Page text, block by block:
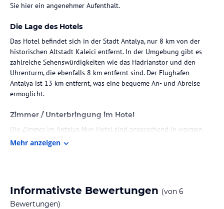
Sie hier ein angenehmer Aufenthalt.
Die Lage des Hotels
Das Hotel befindet sich in der Stadt Antalya, nur 8 km von der
historischen Altstadt Kaleici entfernt. In der Umgebung gibt es
zahlreiche Sehenswürdigkeiten wie das Hadrianstor und den
Uhrenturm, die ebenfalls 8 km entfernt sind. Der Flughafen
Antalya ist 13 km entfernt, was eine bequeme An- und Abreise
ermöglicht.
Zimmer / Unterbringung im Hotel
Die Zimmer im Antalya Nun Hotel sind ansprechend in warmen
Farben gestaltet. Sie sind mit einer Klimaanlage, einem Flachbild-
Gastronomie im Hotel
Ein individuelles Frühstück wird jeden Morgen im Hotel serviert,
Mehr anzeigen
Informativste Bewertungen (von 6
Bewertungen)